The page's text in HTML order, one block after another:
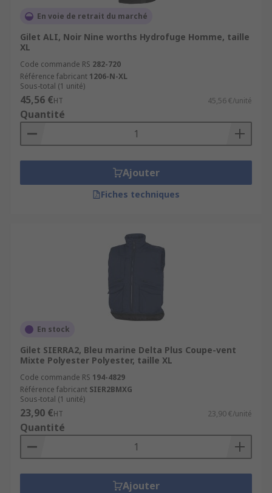
pieds
Renforcez l’équipement de vos équipes en
complétant vos achats avec nos catégories
essentielles :Vêtements de travail
Pantalonsde travail, pour constituer la base et
lesVêtements haute visibilité
pour la sécurité
sur site.
En voie de retrait du marché
Gilet ALI, Noir Nine worths Hydrofuge Homme, taille
XL
Code commande RS 282-720
Référence fabricant 1206-N-XL
Sous-total (1 unité)
45,56 €HT 45,56 €/unité
Quantité
Ajouter
Fiches techniques
En stock
Gilet SIERRA2, Bleu marine Delta Plus Coupe-vent
Mixte Polyester Polyester, taille XL
Code commande RS 194-4829
Référence fabricant SIER2BMXG
Sous-total (1 unité)
23,90 €HT 23,90 €/unité
Quantité
Ajouter